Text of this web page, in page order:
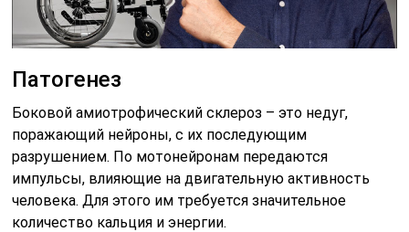
Патогенез
Боковой амиотрофический склероз – это недуг,
поражающий нейроны, с их последующим
разрушением. По мотонейронам передаются
импульсы, влияющие на двигательную активность
человека. Для этого им требуется значительное
количество кальция и энергии.